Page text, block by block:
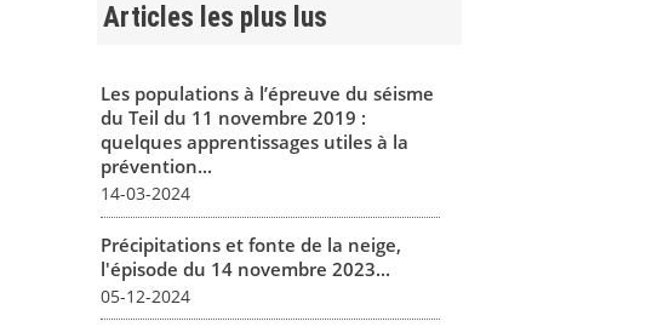
Articles les plus lus
Les populations à l’épreuve du séisme
du Teil du 11 novembre 2019 :
quelques apprentissages utiles à la
prévention...
14-03-2024
Précipitations et fonte de la neige,
l'épisode du 14 novembre 2023...
05-12-2024